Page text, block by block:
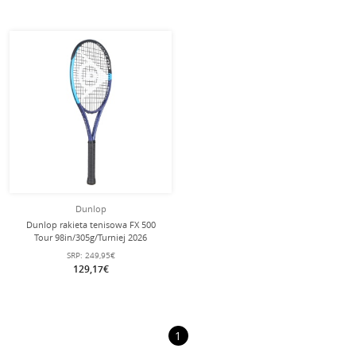
Dunlop
Dunlop rakieta tenisowa FX 500
Tour 98in/305g/Turniej 2026
niebieska - niestrunowana -
SRP: 249,95€
129,17€
1